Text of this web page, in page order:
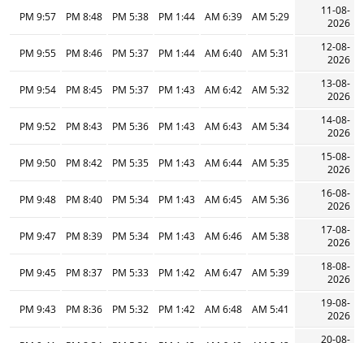
11-08-
2026
5:29 AM
6:39 AM
1:44 PM
5:38 PM
8:48 PM
9:57 PM
12-08-
2026
5:31 AM
6:40 AM
1:44 PM
5:37 PM
8:46 PM
9:55 PM
13-08-
2026
5:32 AM
6:42 AM
1:43 PM
5:37 PM
8:45 PM
9:54 PM
14-08-
2026
5:34 AM
6:43 AM
1:43 PM
5:36 PM
8:43 PM
9:52 PM
15-08-
2026
5:35 AM
6:44 AM
1:43 PM
5:35 PM
8:42 PM
9:50 PM
16-08-
2026
5:36 AM
6:45 AM
1:43 PM
5:34 PM
8:40 PM
9:48 PM
17-08-
2026
5:38 AM
6:46 AM
1:43 PM
5:34 PM
8:39 PM
9:47 PM
18-08-
2026
5:39 AM
6:47 AM
1:42 PM
5:33 PM
8:37 PM
9:45 PM
19-08-
2026
5:41 AM
6:48 AM
1:42 PM
5:32 PM
8:36 PM
9:43 PM
20-08-